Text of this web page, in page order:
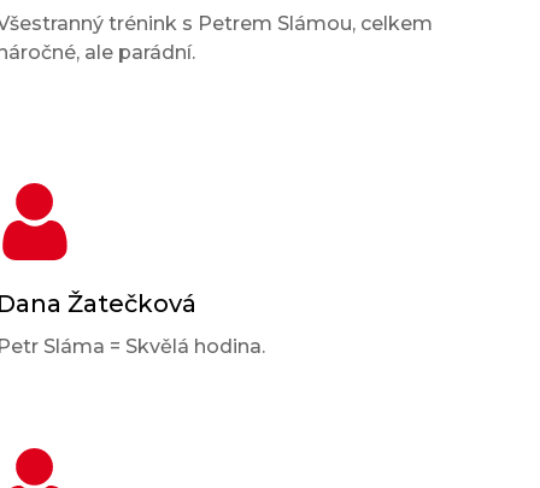
trénink s Petrem Slámou, celkem
ale parádní.
Žatečková
Sláma = Skvělá hodina.